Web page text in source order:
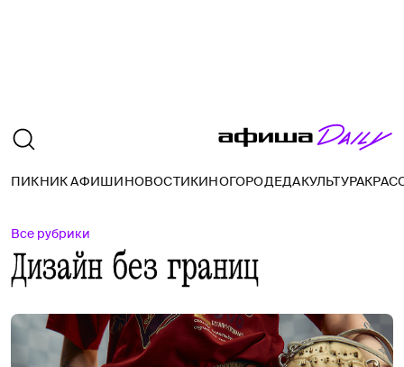
ПИКНИК АФИШИНОВОСТИКИНОГОРОДЕДАКУЛЬТУРА
Все рубрики
Дизайн без границ